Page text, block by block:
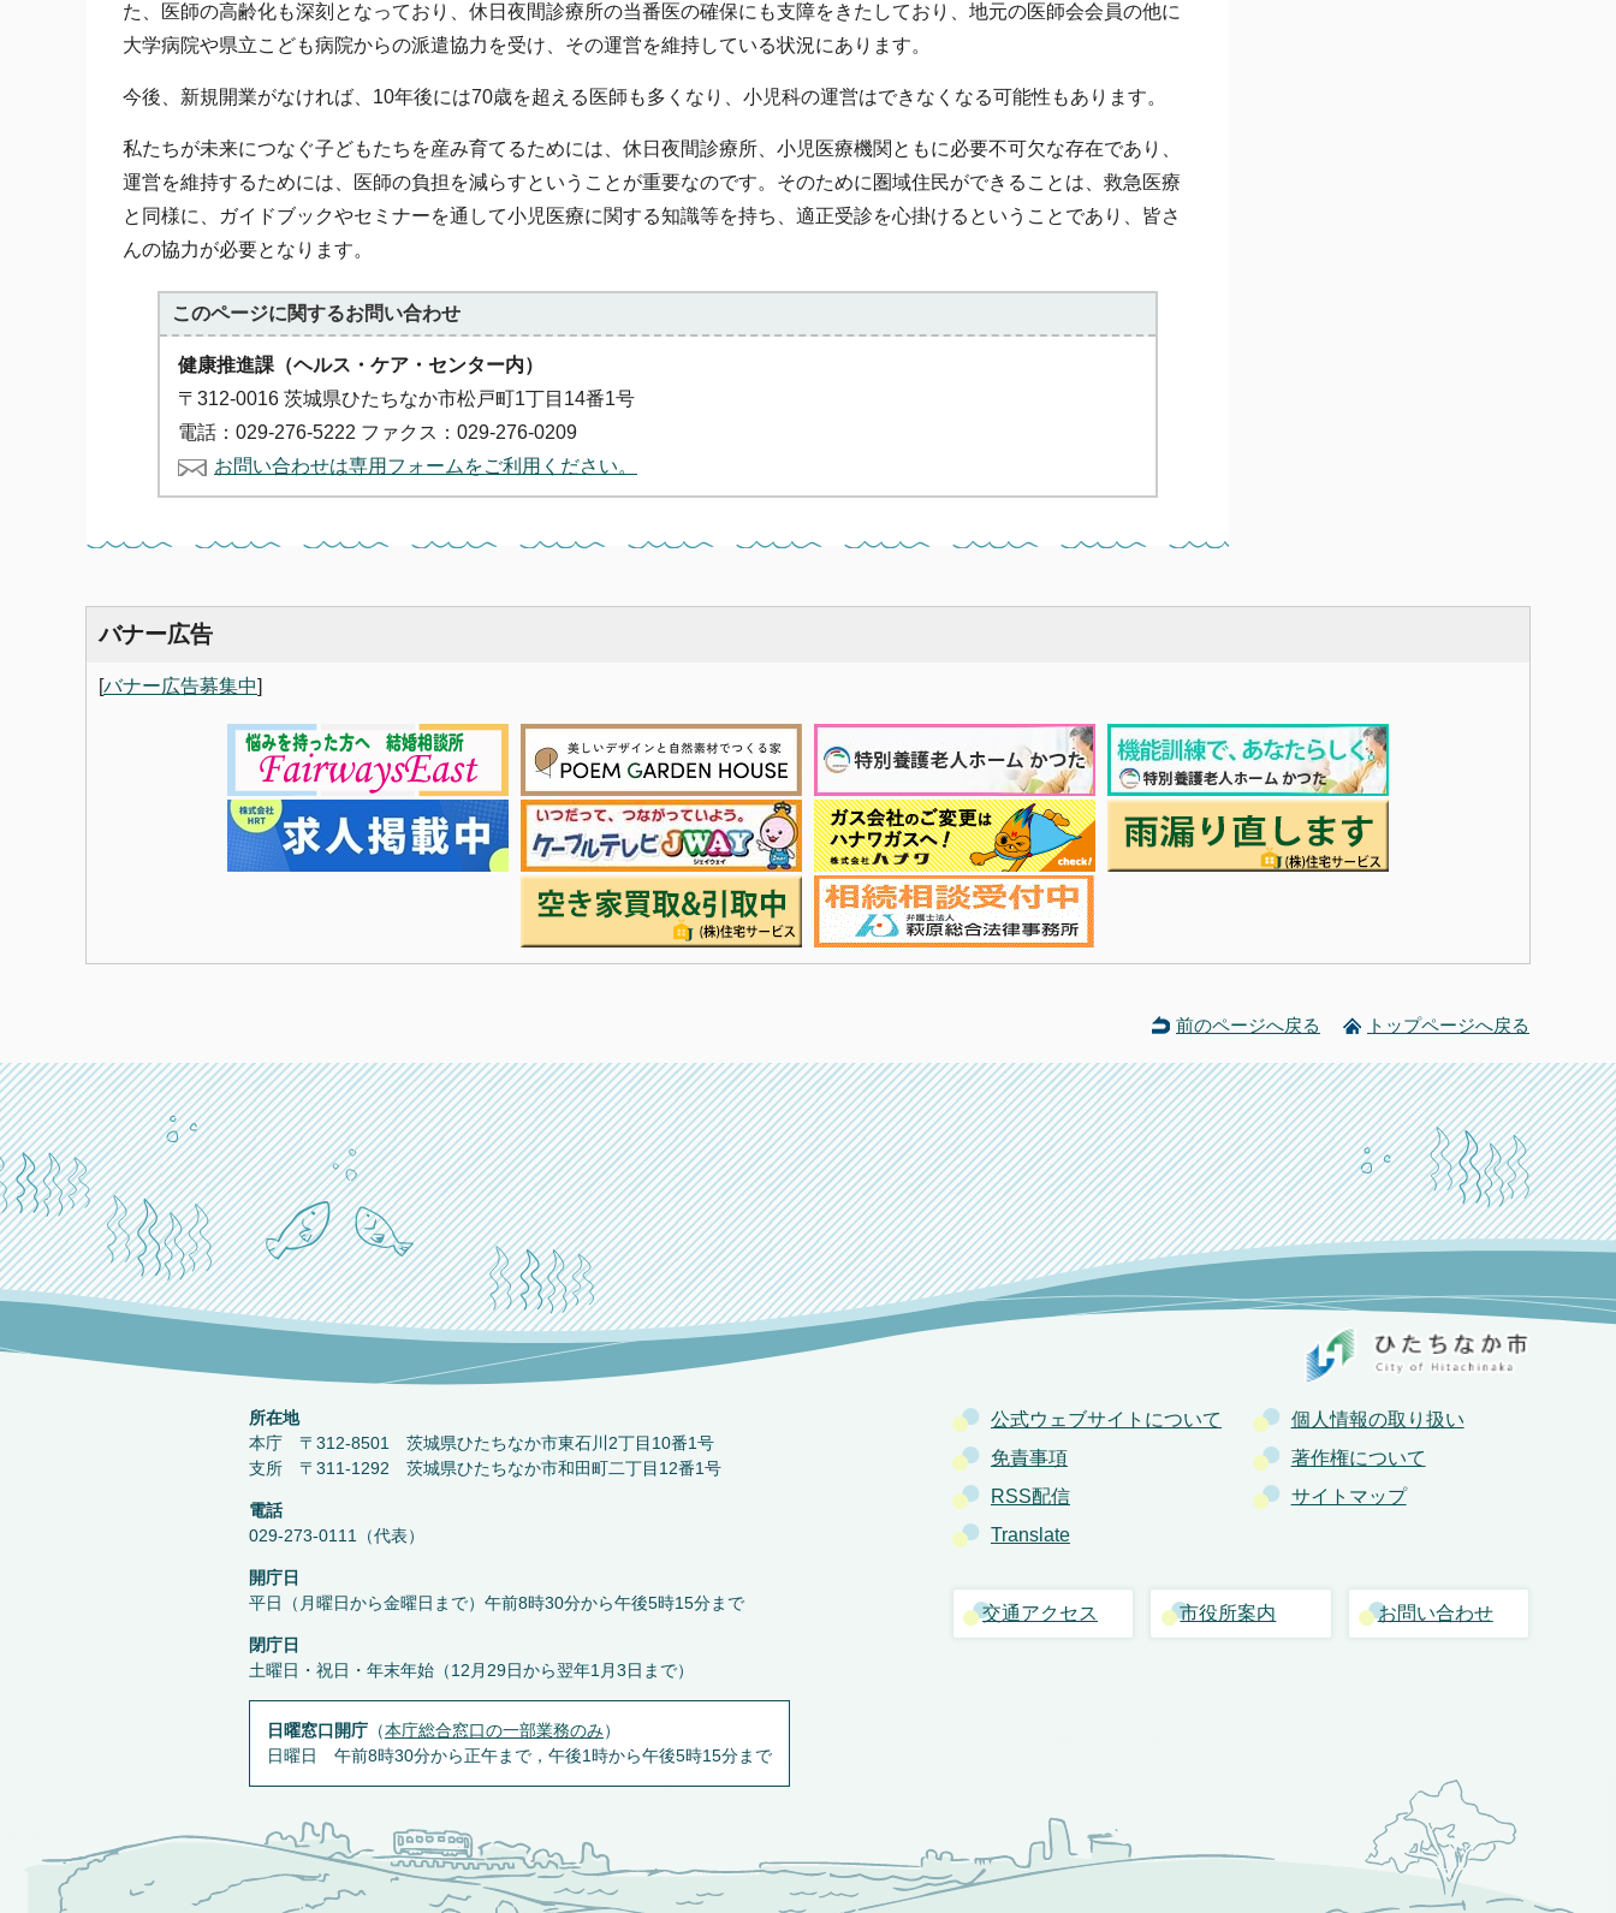
た、医師の高齢化も深刻となっており、休日夜間診療所の当番医の確保にも支障をきたしており、地元の医師会会員の他に
大学病院や県立こども病院からの派遣協力を受け、その運営を維持している状況にあります。
今後、新規開業がなければ、10年後には70歳を超える医師も多くなり、小児科の運営はできなくなる可能性もあります。
私たちが未来につなぐ子どもたちを産み育てるためには、休日夜間診療所、小児医療機関ともに必要不可欠な存在であり、
運営を維持するためには、医師の負担を減らすということが重要なのです。そのために圏域住民ができることは、救急医療
と同様に、ガイドブックやセミナーを通して小児医療に関する知識等を持ち、適正受診を心掛けるということであり、皆さ
んの協力が必要となります。
このページに関するお問い合わせ
健康推進課（ヘルス・ケア・センター内）
〒312-0016 茨城県ひたちなか市松戸町1丁目14番1号
電話：029-276-5222 ファクス：029-276-0209
お問い合わせは専用フォームをご利用ください。
バナー広告
[バナー広告募集中]
前のページへ戻る トップページへ戻る
公式ウェブサイトについて
個人情報の取り扱い
免責事項
著作権について
RSS配信
サイトマップ
Translate
交通アクセス 市役所案内 お問い合わせ
所在地
本庁 〒312-8501 茨城県ひたちなか市東石川2丁目10番1号
支所 〒311-1292 茨城県ひたちなか市和田町二丁目12番1号
電話
029-273-0111（代表）
開庁日
平日（月曜日から金曜日まで）午前8時30分から午後5時15分まで
閉庁日
土曜日・祝日・年末年始（12月29日から翌年1月3日まで）
日曜窓口開庁 （本庁総合窓口の一部業務のみ）
日曜日 午前8時30分から正午まで，午後1時から午後5時15分まで